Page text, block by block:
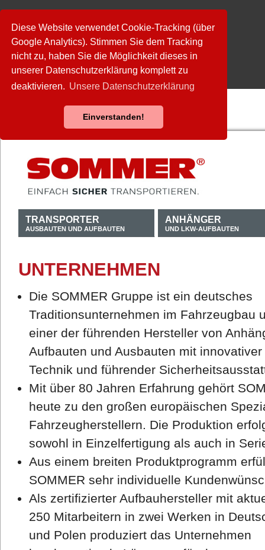
Diese Website verwendet Cookie-Tracking (über
Google Analytics). Stimmen Sie dem Tracking
nicht zu, haben Sie die Möglichkeit dieses in
unserer Datenschutzerklärung komplett zu
deaktivieren. Unsere Datenschutzerklärung
Einverstanden!
TRANSPORTER
AUSBAUTEN UND AUFBAUTEN
ANHÄNGER
UND LKW-AUFBAUTEN
UNTERNEHMEN
Die SOMMER Gruppe ist ein deutsches
Traditionsunternehmen im Fahrzeugbau
einer der führenden Hersteller von
Aufbauten und Ausbauten mit innovativer
Technik und führender
Mit über 80 Jahren Erfahrung gehört
heute zu den großen europäischen
Fahrzeugherstellern. Die Produktion
sowohl in Einzelfertigung als auch in
Aus einem breiten Produktprogramm
SOMMER sehr individuelle
Als zertifizierter Aufbauhersteller mit
250 Mitarbeitern in zwei Werken in
und Polen produziert das Unternehmen